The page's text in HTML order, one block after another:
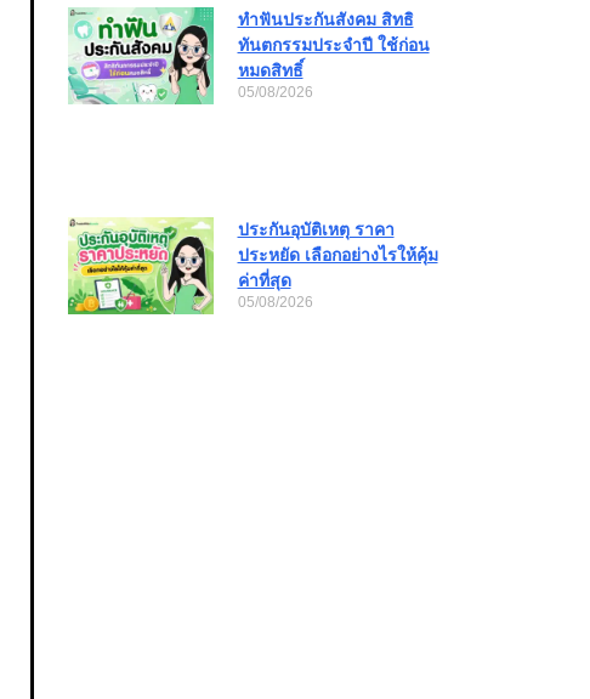
ทำฟันประกันสังคม สิทธิ
ทันตกรรมประจำปี ใช้ก่อน
หมดสิทธิ์
05/08/2026
ประกันอุบัติเหตุ ราคา
ประหยัด เลือกอย่างไรให้คุ้ม
ค่าที่สุด
05/08/2026